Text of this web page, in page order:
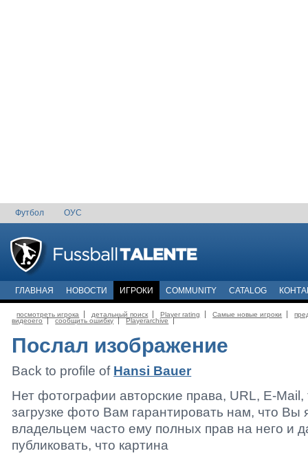
Футбол ОУС
ГЛАВНАЯ НОВОСТИ ИГРОКИ COMMUNITY CATALOG
посмотреть игрока детальный поиск Player rating Самые новые игроки
видеоего
сообщить ошибку Playerarchive
Послал изображение
Back to profile of Hansi Bauer
Нет фотографии авторские права, URL, E-
загрузке фото Вам гарантировать нам, что Вы
владельцем часто ему полных прав на него и
публиковать, что картина